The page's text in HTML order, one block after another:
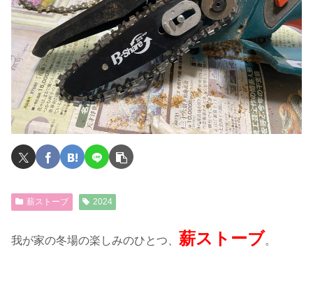
薪ストーブ 2024
我が家の冬場の楽しみのひとつ、 薪ストーブ。